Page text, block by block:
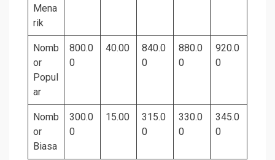
Mena
rik
Nomb
or
Popul
ar
800.0
0
40.00
840.0
0
880.0
0
920.0
0
Nomb
or
Biasa
300.0
0
15.00
315.0
0
330.0
0
345.0
0